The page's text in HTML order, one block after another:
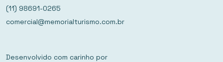
(11) 98691-0265
comercial@memorialturismo.com.br
Desenvolvido com carinho por